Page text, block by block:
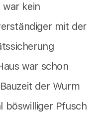
kein
mit der
war schon
der Wurm
böswilliger Pfusch